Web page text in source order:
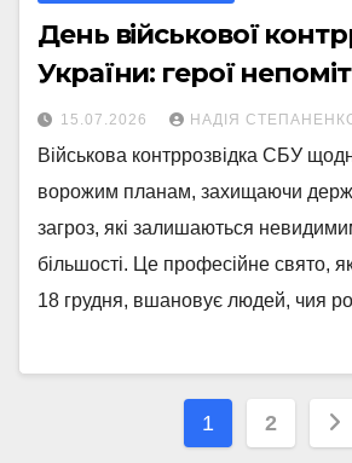
День військової
України: герої
15.07.2026 НАДІЯ
Військова контррозвідка СБУ
ворожим планам, захищаючи
загроз, які залишаються
більшості. Це професійне свято,
18 грудня, вшановує людей, чия
Posts
1 2